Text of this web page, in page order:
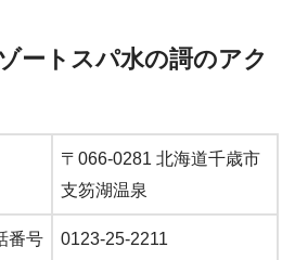
ートスパ水の謌のアク
〒066-0281 北海道千歳市
支笏湖温泉
番号 0123-25-2211